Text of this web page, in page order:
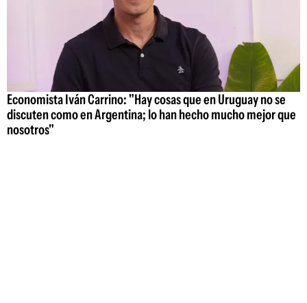
Economista Iván Carrino: "Hay cosas que en Uruguay no se
discuten como en Argentina; lo han hecho mucho mejor que
nosotros"